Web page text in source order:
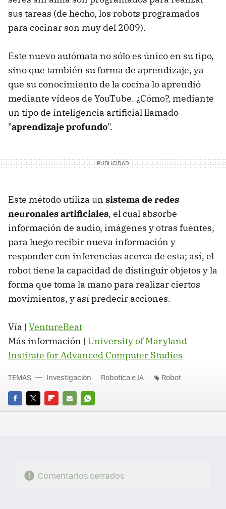
sus tareas (de hecho, los robots programados
para cocinar son muy del 2009).
Este nuevo autómata no sólo es único en su tipo,
sino que también su forma de aprendizaje, ya
que su conocimiento de la cocina lo aprendió
mediante vídeos de YouTube. ¿Cómo?, mediante
un tipo de inteligencia artificial llamado
"aprendizaje profundo".
Este método utiliza un sistema de redes
neuronales artificiales, el cual absorbe
información de audio, imágenes y otras fuentes,
para luego recibir nueva información y
responder con inferencias acerca de esta; así, el
robot tiene la capacidad de distinguir objetos y la
forma que toma la mano para realizar ciertos
movimientos, y así predecir acciones.
Vía | VentureBeat
Más información | University of Maryland
Institute for Advanced Computer Studies
FACEBOOK
TWITTERFLIPBOARD
E-
WHATSAPP
TEMAS Investigación Robotica e IA Robot
Comentarios cerrados